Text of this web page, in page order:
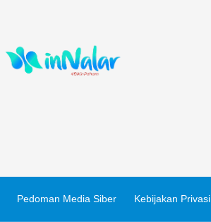
Pedoman Media Siber Kebijakan Privasi